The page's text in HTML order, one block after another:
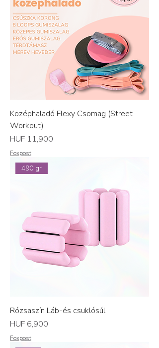
Középhaladó Flexy Csomag (Street
Workout)
Price
HUF 11,900
Foxpost
490 gr
Rózsaszín Láb-és csuklósúl
Price
HUF 6,900
Foxpost